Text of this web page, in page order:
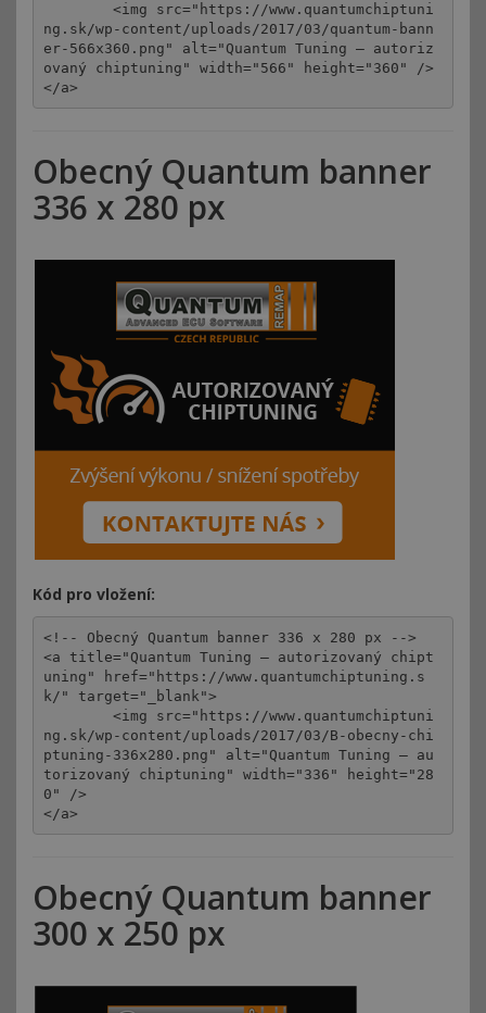
	<img src="https://www.quantumchiptuni
ng.sk/wp-content/uploads/2017/03/quantum-bann
er-566x360.png" alt="Quantum Tuning – autoriz
ovaný chiptuning" width="566" height="360" />
</a>
Obecný Quantum banner
336 x 280 px
Kód pro vložení:
<!-- Obecný Quantum banner 336 x 280 px -->
<a title="Quantum Tuning – autorizovaný chipt
uning" href="https://www.quantumchiptuning.s
k/" target="_blank">
	<img src="https://www.quantumchiptuni
ng.sk/wp-content/uploads/2017/03/B-obecny-chi
ptuning-336x280.png" alt="Quantum Tuning – au
torizovaný chiptuning" width="336" height="28
0" />
</a>
Obecný Quantum banner
300 x 250 px